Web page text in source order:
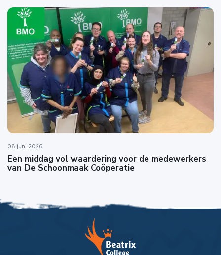
08 juni 2026
Een middag vol waardering voor de medewerkers
van De Schoonmaak Coöperatie